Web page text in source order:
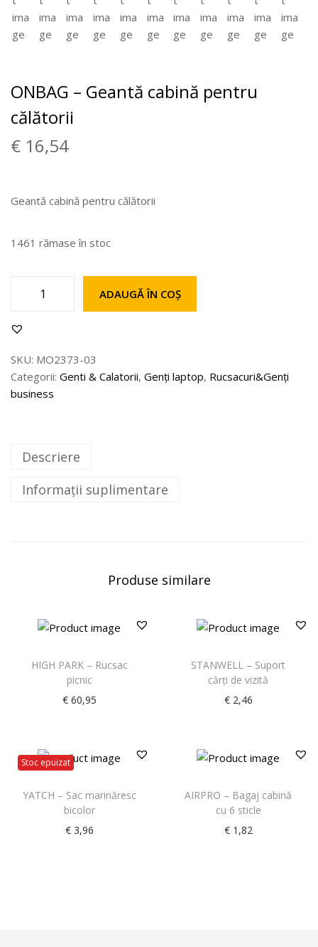
ONBAG – Geantă cabină pentru
călătorii
€ 16,54
Geantă cabină pentru călătorii
1461 rămase în stoc
ADAUGĂ ÎN COȘ
SKU: MO2373-03
Categorii: Genti & Calatorii, Genți laptop, Rucsacuri&Genți
business
Descriere
Informații suplimentare
Produse similare
HIGH PARK – Rucsac
picnic
€60,95
STANWELL – Suport
cărți de vizită
€2,46
Stoc epuizat
YATCH – Sac marinăresc
bicolor
€3,96
AIRPRO – Bagaj cabină
cu 6 sticle
€1,82